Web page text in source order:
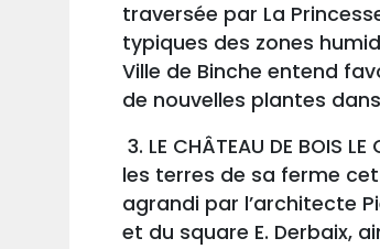
traversée par La
typiques des zones
Ville de Binche entend
de nouvelles plantes
3. LE CHÂTEAU DE BOIS
les terres de sa ferme
agrandi par l’architecte
et du square E. Derbaix,